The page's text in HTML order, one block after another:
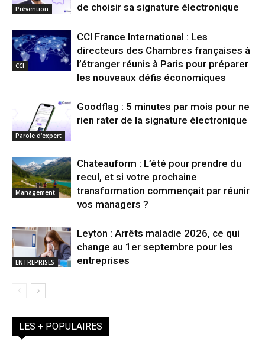
Prévention
de choisir sa signature électronique
CCI
CCI France International : Les
directeurs des Chambres françaises à
l’étranger réunis à Paris pour préparer
les nouveaux défis économiques
Parole d'expert
Goodflag : 5 minutes par mois pour ne
rien rater de la signature électronique
Management
Chateauform : L’été pour prendre du
recul, et si votre prochaine
transformation commençait par réunir
vos managers ?
ENTREPRISES
Leyton : Arrêts maladie 2026, ce qui
change au 1er septembre pour les
entreprises
LES + POPULAIRES